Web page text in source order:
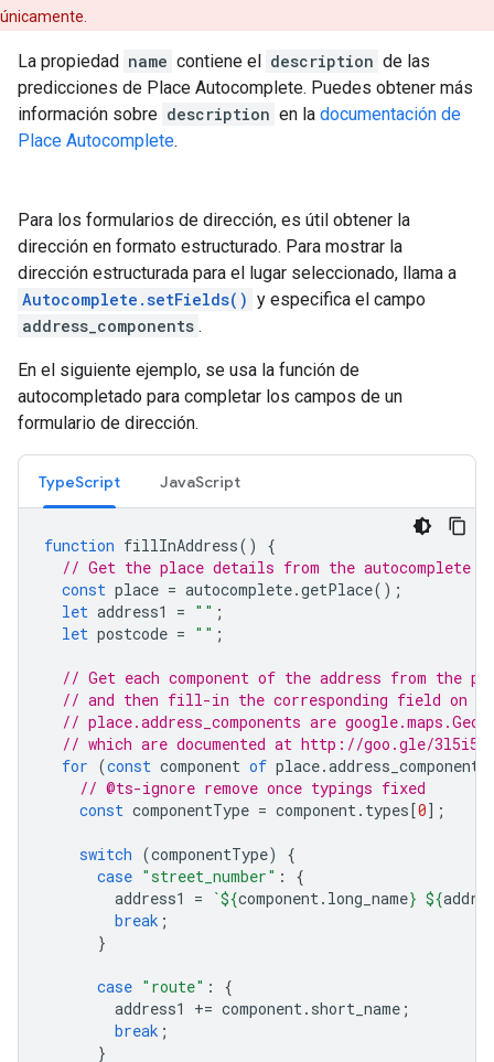
únicamente.
La propiedad name contiene el description de las
predicciones de Place Autocomplete. Puedes obtener más
información sobre description en la documentación de
Place Autocomplete.
Para los formularios de dirección, es útil obtener la
dirección en formato estructurado. Para mostrar la
dirección estructurada para el lugar seleccionado, llama a
Autocomplete.setFields() y especifica el campo
address_components .
En el siguiente ejemplo, se usa la función de
autocompletado para completar los campos de un
formulario de dirección.
TypeScript JavaScript
function fillInAddress()
{
// Get the place details from the autocomplete
const place = autocomplete.getPlace();
let address1 = "" ;
let postcode = "" ;
// Get each component of the address from the
// and then fill-in the corresponding field on
// place.address_components are
// which are documented at http://goo.gle/
for (const component of place.address_components
// @ts-ignore remove once typings fixed
const componentType = component. types[0];
switch (componentType)
{
case "street_number" :
{
address1
= `${component. long_name} ${
break ;
}
case "route" :
{
address1
+= component. short_name ;
break ;
}